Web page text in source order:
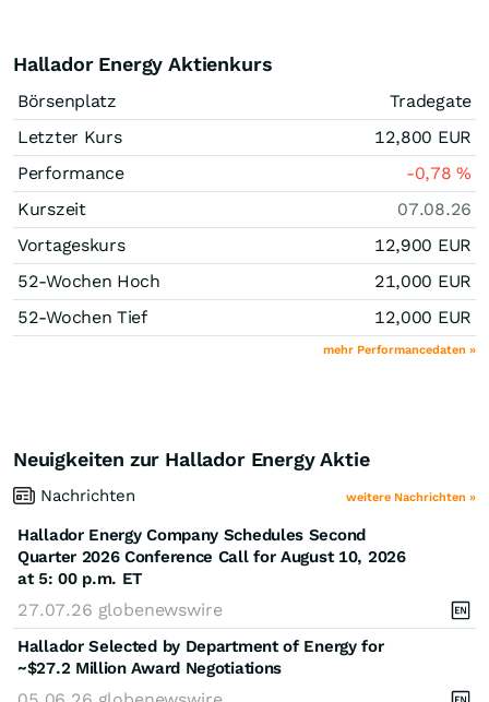
Hallador Energy Aktienkurs
Börsenplatz
Tradegate
Letzter Kurs
12,800 EUR
Performance
-0,78%
Kurszeit
07.08.26
Vortageskurs
12,900 EUR
52-Wochen Hoch
21,000 EUR
52-Wochen Tief
12,000 EUR
mehr Performancedaten »
Neuigkeiten zur Hallador Energy Aktie
Nachrichten weitere Nachrichten »
Hallador Energy Company Schedules Second
Quarter 2026 Conference Call for August 10, 2026
at 5: 00 p.m. ET
27.07.26 globenewswire
Hallador Selected by Department of Energy for
~$27.2 Million Award Negotiations